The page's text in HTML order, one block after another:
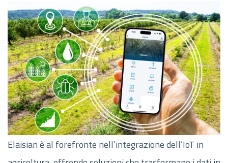
Elaisian è al forefronte nell’integrazione dell’IoT in